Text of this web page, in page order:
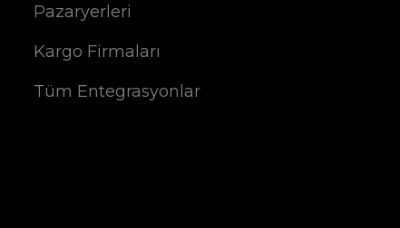
Pazaryerleri
Kargo Firmaları
Tüm Entegrasyonlar